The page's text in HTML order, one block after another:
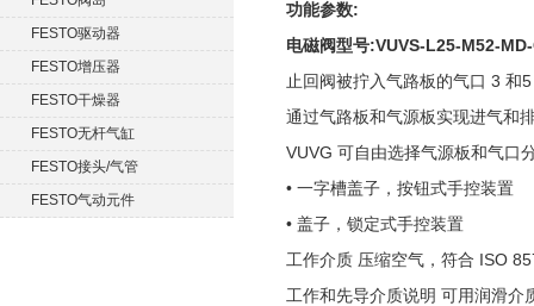
FESTO驱动器
FESTO增压器
FESTO干燥器
FESTO无杆气缸
FESTO接头/气管
FESTO气动元件
功能参数:
电磁阀型号:VUVS-L25-M52-
止回阀被拧入气路板的气口 3 和
通过气路板和气源板实现进气和
VUVG 可自由选择气源板和气口
• 一字槽盖子，按钮式手控装置
• 盖子，锁定式手控装置
工作介质 压缩空气，符合 ISO
工作和先导介质说明 可用润滑介